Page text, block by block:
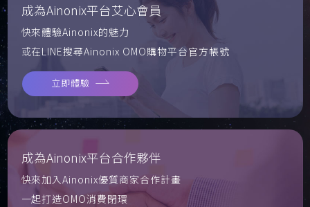
成為Ainonix平台艾心會員
快來體驗Ainonix的魅力
或在LINE搜尋Ainonix OMO購物平台官方帳號
立即體驗
成為Ainonix平台合作夥伴
快來加入Ainonix優質商家合作計畫
一起打造OMO消費閉環